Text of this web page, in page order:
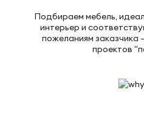
Подбираем мебель,
интерьер и
пожеланиям заказчика
проектов